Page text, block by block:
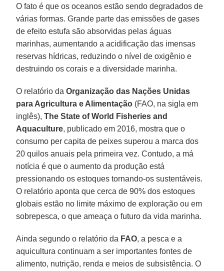
O fato é que os oceanos estão sendo degradados de
várias formas. Grande parte das emissões de gases
de efeito estufa são absorvidas pelas águas
marinhas, aumentando a acidificação das imensas
reservas hídricas, reduzindo o nível de oxigênio e
destruindo os corais e a diversidade marinha.
O relatório daOrganização das Nações Unidas
para Agricultura e Alimentação (FAO, na sigla em
inglês),The State of World Fisheries and
Aquaculture, publicado em 2016, mostra que o
consumo per capita de peixes superou a marca dos
20 quilos anuais pela primeira vez. Contudo, a má
notícia é que o aumento da produção está
pressionando os estoques tornando-os sustentáveis.
O relatório aponta que cerca de 90% dos estoques
globais estão no limite máximo de exploração ou em
sobrepesca, o que ameaça o futuro da vida marinha.
Ainda segundo o relatório da FAO, a pesca e a
aquicultura continuam a ser importantes fontes de
alimento, nutrição, renda e meios de subsistência. O